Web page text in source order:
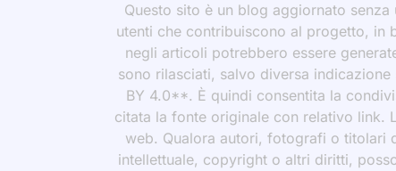
Questo sito è un blog aggiornato
utenti che contribuiscono al progetto, in
negli articoli potrebbero essere
sono rilasciati, salvo diversa
BY 4.0**. È quindi consentita la
citata la fonte originale con relativo link.
web. Qualora autori, fotografi o titolari
intellettuale, copyright o altri diritti,